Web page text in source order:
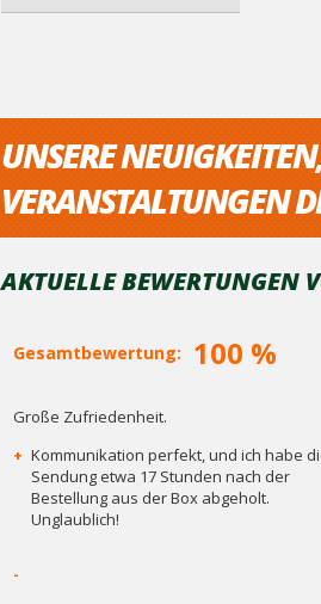
UNSERE
VERANSTALTUNGEN
AKTUELLE BEWERTUNGEN
Gesamtbewertung: 100 %
Große Zufriedenheit.
+ Kommunikation perfekt, und ich habe
Sendung etwa 17 Stunden nach der
Bestellung aus der Box abgeholt.
Unglaublich!
-